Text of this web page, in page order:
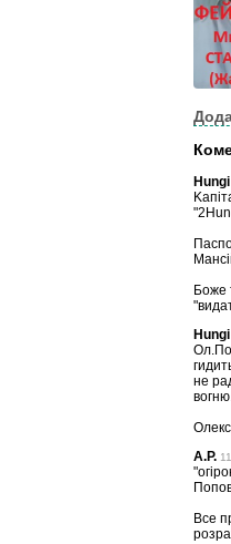
Hungi
Боже
Hungi
не
А.Р.
Все